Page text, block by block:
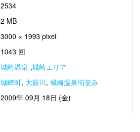
2534
2 MB
3000 × 1993 pixel
1043 回
城崎温泉 ,城崎エリア
城崎町, 大谿川, 城崎温泉街並み
2009年 09月 18日 (金)